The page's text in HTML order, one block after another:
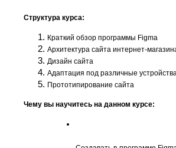
Структура курса:
Краткий обзор программы Figma
Архитектура сайта интернет-
Дизайн сайта
Адаптация под различные
Прототипирование сайта
Чему вы научитесь на данном курсе: